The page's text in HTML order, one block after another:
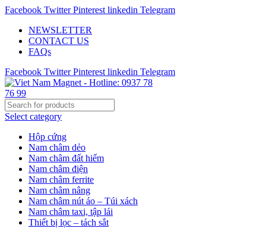
Facebook Twitter Pinterest linkedin Telegram
NEWSLETTER
CONTACT US
FAQs
Facebook Twitter Pinterest linkedin Telegram
Select category
Hộp cứng
Nam châm dẻo
Nam châm đất hiếm
Nam châm điện
Nam châm ferrite
Nam châm nâng
Nam châm nút áo – Túi xách
Nam châm taxi, tập lái
Thiết bị lọc – tách sắt